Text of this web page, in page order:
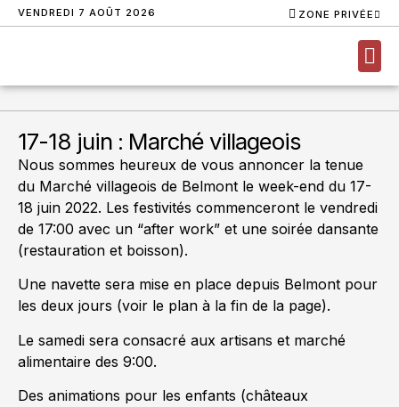
VENDREDI 7 AOÛT 2026 ZONE PRIVÉE
17-18 juin : Marché villageois
Nous sommes heureux de vous annoncer la tenue
du Marché villageois de Belmont le week-end du 17-
18 juin 2022. Les festivités commenceront le vendredi
de 17:00 avec un “after work” et une soirée dansante
(restauration et boisson).
Une navette sera mise en place depuis Belmont pour
les deux jours (voir le plan à la fin de la page).
Le samedi sera consacré aux artisans et marché
alimentaire des 9:00.
Des animations pour les enfants (châteaux